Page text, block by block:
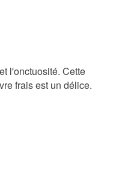
l'onctuosité. Cette
frais est un délice.